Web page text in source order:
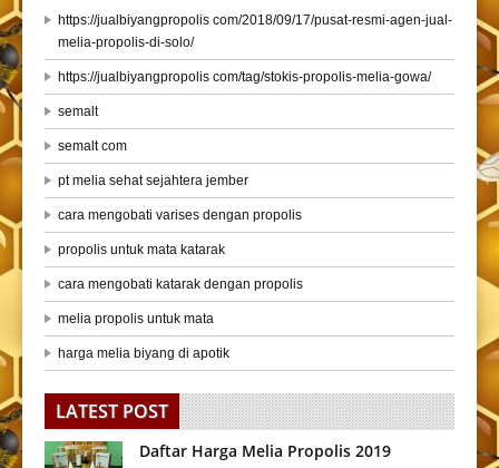
https://jualbiyangpropolis com/2018/09/17/pusat-resmi-agen-jual-
melia-propolis-di-solo/
https://jualbiyangpropolis com/tag/stokis-propolis-melia-gowa/
semalt
semalt com
pt melia sehat sejahtera jember
cara mengobati varises dengan propolis
propolis untuk mata katarak
cara mengobati katarak dengan propolis
melia propolis untuk mata
harga melia biyang di apotik
LATEST POST
Daftar Harga Melia Propolis 2019